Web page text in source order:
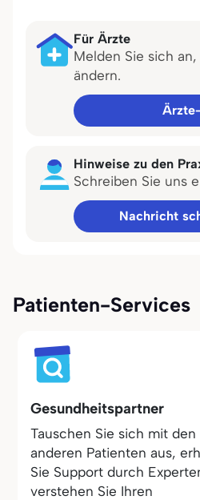
Für Ärzte
Melden Sie sich
ändern.
Hinweise zu den
Schreiben Sie uns
Nachricht
Patienten-Services
Gesundheitspartner
Tauschen Sie sich mit den
anderen Patienten aus,
Sie Support durch
verstehen Sie Ihren